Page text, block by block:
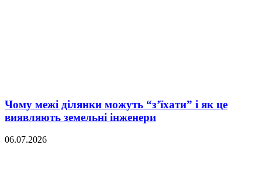
Чому межі ділянки можуть “з’їхати” і як це
виявляють земельні інженери
06.07.2026